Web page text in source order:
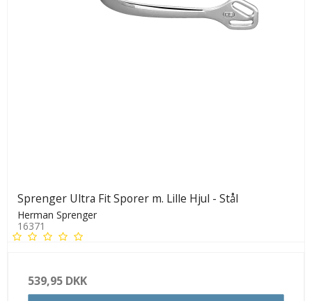
Sprenger Ultra Fit Sporer m. Lille Hjul - Stål
Herman Sprenger
16371
539,95 DKK